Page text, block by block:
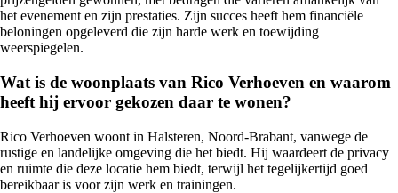
het evenement en zijn prestaties. Zijn succes heeft hem financiële
beloningen opgeleverd die zijn harde werk en toewijding
weerspiegelen.
Wat is de woonplaats van Rico Verhoeven en waarom
heeft hij ervoor gekozen daar te wonen?
Rico Verhoeven woont in Halsteren, Noord-Brabant, vanwege de
rustige en landelijke omgeving die het biedt. Hij waardeert de privacy
en ruimte die deze locatie hem biedt, terwijl het tegelijkertijd goed
bereikbaar is voor zijn werk en trainingen.